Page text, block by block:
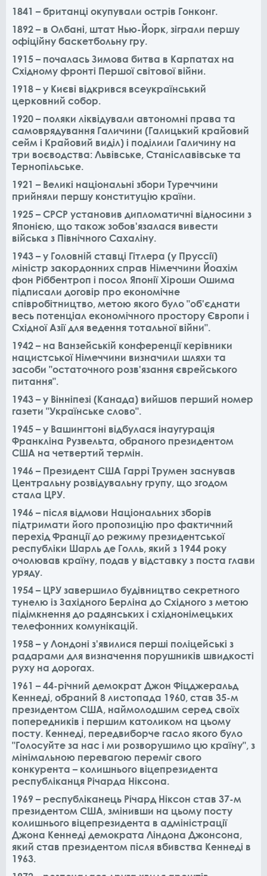
1841 – британці окупували острів Гонконг.
1892 – в Олбані, штат Нью-Йорк, зіграли першу
офіційну баскетбольну гру.
1915 – почалась Зимова битва в Карпатах на
Східному фронті Першої світової війни.
1918 – у Києві відкрився всеукраїнський
церковний собор.
1920 – поляки ліквідували автономні права та
самоврядування Галичини (Галицький крайовий
сейм і Крайовий виділ) і поділили Галичину на
три воєводства: Львівське, Станіславівське та
Тернопільське.
1921 – Великі національні збори Туреччини
прийняли першу конституцію країни.
1925 – СРСР установив дипломатичні відносини з
Японією, що також зобов'язалася вивести
війська з Північного Сахаліну.
1943 – у Головній ставці Гітлера (у Пруссії)
міністр закордонних справ Німеччини Йоахім
фон Ріббентроп і посол Японії Хіроши Ошима
підписали договір про економічне
співробітництво, метою якого було "об'єднати
весь потенціал економічного простору Європи і
Східної Азії для ведення тотальної війни".
1942 – на Ванзейській конференції керівники
нацистської Німеччини визначили шляхи та
засоби "остаточного розв'язання єврейського
питання".
1943 – у Вінніпезі (Канада) вийшов перший номер
газети "Українське слово".
1945 – у Вашингтоні відбулася інаугурація
Франкліна Рузвельта, обраного президентом
США на четвертий термін.
1946 – Президент США Гаррі Трумен заснував
Центральну розвідувальну групу, що згодом
стала ЦРУ.
1946 – після відмови Національних зборів
підтримати його пропозицію про фактичний
перехід Франції до режиму президентської
республіки Шарль де Голль, який з 1944 року
очолював країну, подав у відставку з поста глави
уряду.
1954 – ЦРУ завершило будівництво секретного
тунелю із Західного Берліна до Східного з метою
підімкнення до радянських і східнонімецьких
телефонних комунікацій.
1958 – у Лондоні з'явилися перші поліцейські з
радарами для визначення порушників швидкості
руху на дорогах.
1961 – 44-річний демократ Джон Фіцджеральд
Кеннеді, обраний 8 листопада 1960, став 35-м
президентом США, наймолодшим серед своїх
попередників і першим католиком на цьому
посту. Кеннеді, передвиборче гасло якого було
"Голосуйте за нас і ми розворушимо цю країну", з
мінімальною перевагою переміг свого
конкурента – колишнього віцепрезидента
республіканця Річарда Ніксона.
1969 – республіканець Річард Ніксон став 37-м
президентом США, змінивши на цьому посту
колишнього віцепрезидента в адміністрації
Джона Кеннеді демократа Ліндона Джонсона,
який став президентом після вбивства Кеннеді в
1963.